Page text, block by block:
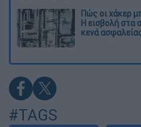
Πώς οι χάκερ
Η εισβολή στα
κενά
#TAGS